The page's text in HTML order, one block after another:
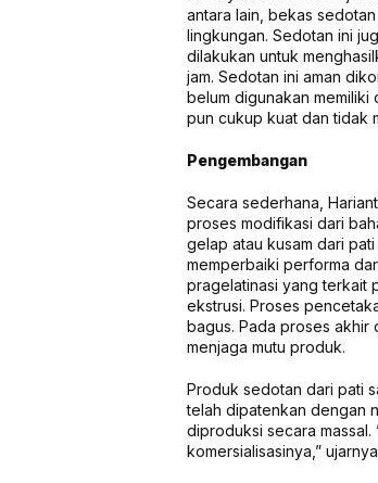
antara lain, bekas
lingkungan. Sedotan ini
dilakukan untuk
jam. Sedotan ini aman
belum digunakan memiliki
pun cukup kuat dan tidak
Pengembangan
Secara sederhana,
proses modifikasi dari
gelap atau kusam dari
memperbaiki performa
pragelatinasi yang terkait
ekstrusi. Proses
bagus. Pada proses akhir
menjaga mutu produk.
Produk sedotan dari pati
telah dipatenkan dengan
diproduksi secara massal.
komersialisasinya,”